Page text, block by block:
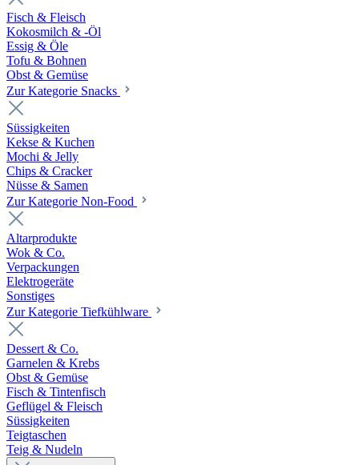
Fisch & Fleisch
Kokosmilch & -Öl
Essig & Öle
Tofu & Bohnen
Obst & Gemüse
Zur Kategorie Snacks
Süssigkeiten
Kekse & Kuchen
Mochi & Jelly
Chips & Cracker
Nüsse & Samen
Zur Kategorie Non-Food
Altarprodukte
Wok & Co.
Verpackungen
Elektrogeräte
Sonstiges
Zur Kategorie Tiefkühlware
Dessert & Co.
Garnelen & Krebs
Obst & Gemüse
Fisch & Tintenfisch
Geflügel & Fleisch
Süssigkeiten
Teigtaschen
Teig & Nudeln